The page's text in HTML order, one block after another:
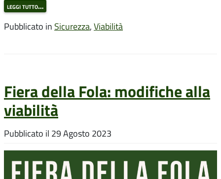
leggi tutto…
Pubblicato in Sicurezza, Viabilità
Fiera della Fola: modifiche alla
viabilità
Pubblicato il 29 Agosto 2023